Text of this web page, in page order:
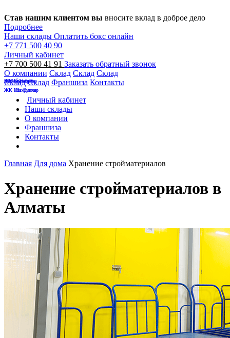
Став нашим клиентом вы вносите вклад в доброе дело
Подробнее
Наши склады Оплатить бокс онлайн
+7 771 500 40 90
Личный кабинет
+7 700 500 41 91 Заказать обратный звонок
О компании Склад
Бухар Жырау
Склад
на Райымбека
Склад
ЖК Европолис
Склад
ЖК Уш Сункар
Склад
ЖК Шахристан
Франшиза Контакты
Личный кабинет
Наши склады
О компании
Франшиза
Контакты
Главная Для дома Хранение стройматериалов
Хранение стройматериалов в
Алматы